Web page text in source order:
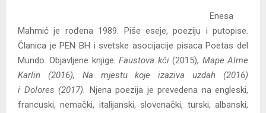
Enesa
Mahmić je rođena 1989. Piše eseje, poeziju i putopise.
Članica je PEN BH i svetske asocijacije pisaca Poetas del
Mundo. Objavljene knjige:Faustova kći(2015), Mape Alme
Karlin (2016), Na mjestu koje izaziva uzdah (2016)
i Dolores (2017). Njena poezija je prevedena na engleski,
francuski, nemački, italijanski, slovenački, turski, albanski,